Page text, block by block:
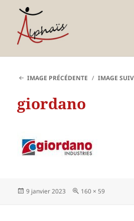
compétences et
orientations
jeunes
IMAGE PRÉCÉDENTE IMAGE
giordano
Publié
9 janvier 2023
Taille
160 × 59